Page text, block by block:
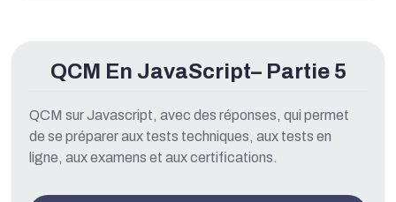
QCM En JavaScript– Partie 5
QCM sur Javascript, avec des réponses, qui permet
de se préparer aux tests techniques, aux tests en
ligne, aux examens et aux certifications.